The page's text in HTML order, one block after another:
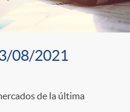
08/2021
de la última